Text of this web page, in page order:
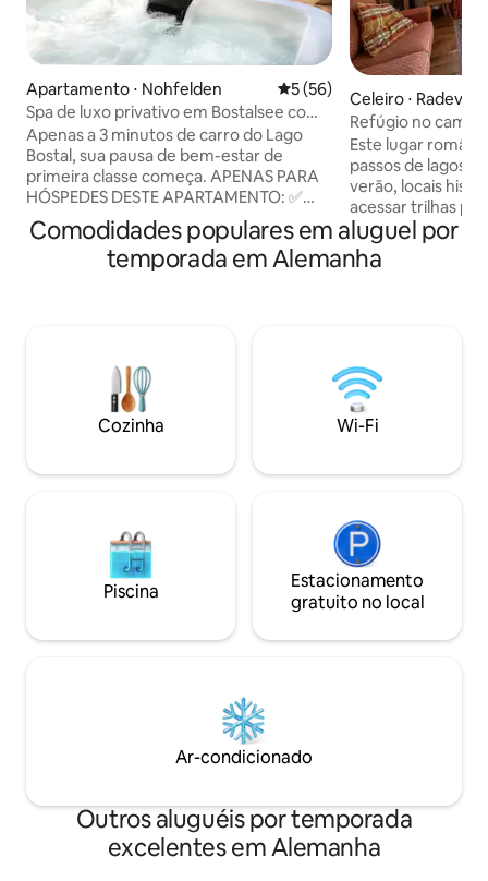
Apartamento ⋅ Nohfelden 5 de uma avaliação média
5 (56)
Spa de luxo privativo em Bostalsee com
sauna e banheira de hidromassagem
Apenas a 3 minutos de carro do Lago
Bostal, sua pausa de bem-estar de
primeira classe começa. APENAS PARA
HÓSPEDES DESTE APARTAMENTO: ✅
Banheira de hidromassagem — pré-
aquecida e coberta ✅ Sauna externa
com janela panorâmica ✅ Sauna interna
totalmente equipada ✅ Aquecimento
por piso radiante Terraço ✅ grande com
móveis de lounge ✅ Pérgula com luz LED
e ripas ajustáveis Espaçoso, moderno e
bem-estar e relaxamento.
Celeiro ⋅
Refúgio no
banheira de gelo
Este lugar
passos de lagos
verão, locais
acessar trilhas
e mountain bike
enquanto a
uma história que
na sauna ao ar
querido - esta
para uma
reconectar e
Comodidades populares em aluguel por
temporada em Alemanha
Cozinha Wi-Fi
Piscina
Estacionamento
gratuito no local
Ar-condicionado
Outros aluguéis por temporada
excelentes em Alemanha